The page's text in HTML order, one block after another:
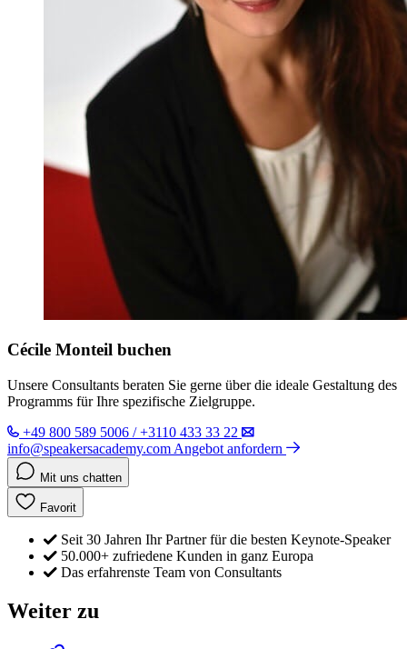
Cécile Monteil buchen
Unsere Consultants beraten Sie gerne über die ideale Gestaltung des
Programms für Ihre spezifische Zielgruppe.
+49 800 589 5006 / +3110 433 33 22
info@speakersacademy.com Angebot anfordern
Mit uns chatten
Favorit
Seit 30 Jahren Ihr Partner für die besten Keynote-Speaker
50.000+ zufriedene Kunden in ganz Europa
Das erfahrenste Team von Consultants
Weiter zu